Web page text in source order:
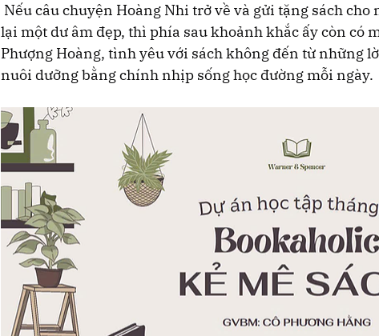
Nếu câu chuyện Hoàng Nhi trở về và gửi tặng sách
lại một dư âm đẹp, thì phía sau khoảnh khắc ấy còn có
Phượng Hoàng, tình yêu với sách không đến từ những
nuôi dưỡng bằng chính nhịp sống học đường mỗi ngày.